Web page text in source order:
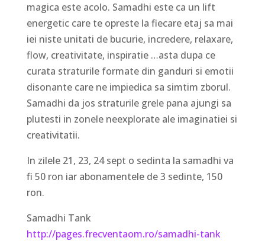
magica este acolo. Samadhi este ca un lift
energetic care te opreste la fiecare etaj sa mai
iei niste unitati de bucurie, incredere, relaxare,
flow, creativitate, inspiratie …asta dupa ce
curata straturile formate din ganduri si emotii
disonante care ne impiedica sa simtim zborul.
Samadhi da jos straturile grele pana ajungi sa
plutesti in zonele neexplorate ale imaginatiei si
creativitatii.
In zilele 21, 23, 24 sept o sedinta la samadhi va
fi 50 ron iar abonamentele de 3 sedinte, 150
ron.
Samadhi Tank
http://pages.frecventaom.ro/samadhi-tank